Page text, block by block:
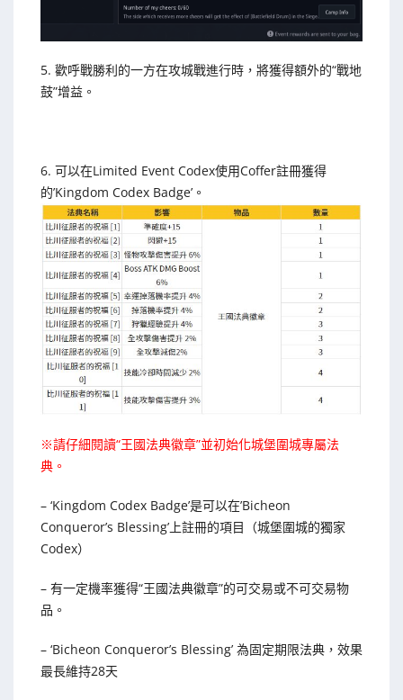
5. 歡呼戰勝利的一方在攻城戰進行時，將獲得額外的“戰地
鼓”增益。
6. 可以在Limited Event Codex使用Coffer註冊獲得
的’Kingdom Codex Badge’。
※請仔細閱讀“王國法典徽章”並初始化城堡圍城專屬法
典。
– ‘Kingdom Codex Badge’是可以在’Bicheon
Conqueror’s Blessing’上註冊的項目（城堡圍城的獨家
Codex）
– 有一定機率獲得“王國法典徽章”的可交易或不可交易物
品。
– ‘Bicheon Conqueror’s Blessing’ 為固定期限法典，效果
最長維持28天